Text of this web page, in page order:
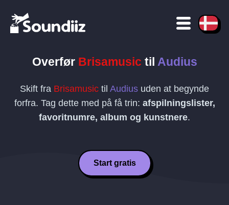
Overfør Brisamusic til Audius
Skift fra Brisamusic til Audius uden at begynde
forfra. Tag dette med på få trin: afspilningslister,
favoritnumre, album og kunstnere.
Start gratis